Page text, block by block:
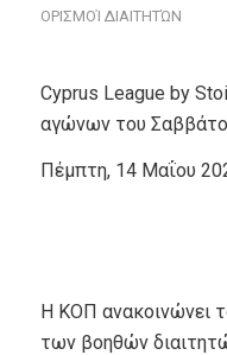
ΟΡΙΣΜΟΊ ΔΙΑΙΤΗΤΏΝ
Cyprus League by
αγώνων του
Πέμπτη, 14 Μαΐου
Η ΚΟΠ ανακοινώνει
των βοηθών